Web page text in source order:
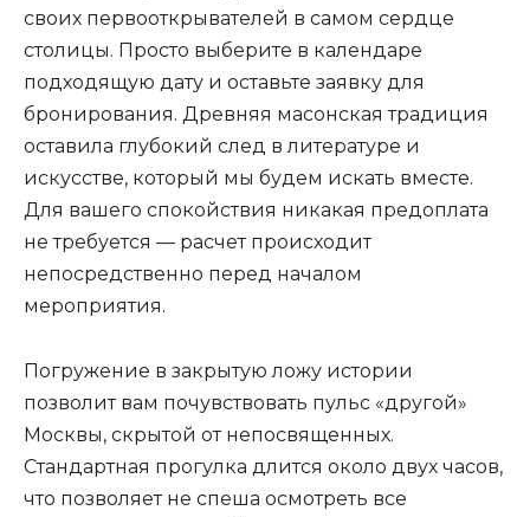
своих первооткрывателей в самом сердце
столицы. Просто выберите в календаре
подходящую дату и оставьте заявку для
бронирования. Древняя масонская традиция
оставила глубокий след в литературе и
искусстве, который мы будем искать вместе.
Для вашего спокойствия никакая предоплата
не требуется — расчет происходит
непосредственно перед началом
мероприятия.
Погружение в закрытую ложу истории
позволит вам почувствовать пульс «другой»
Москвы, скрытой от непосвященных.
Стандартная прогулка длится около двух часов,
что позволяет не спеша осмотреть все